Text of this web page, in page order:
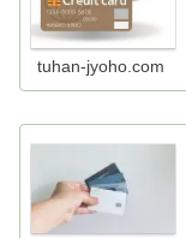
tuhan-jyoho.com